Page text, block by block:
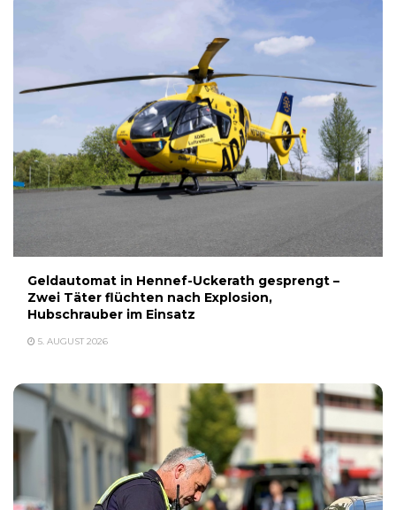
Geldautomat in Hennef-Uckerath gesprengt –
Zwei Täter flüchten nach Explosion,
Hubschrauber im Einsatz
5. AUGUST 2026